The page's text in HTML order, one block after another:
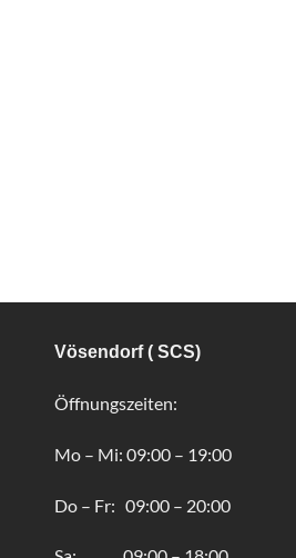
Vösendorf ( SCS)
Öffnungszeiten:
Mo – Mi: 09:00 – 19:00
Do – Fr: 09:00 – 20:00